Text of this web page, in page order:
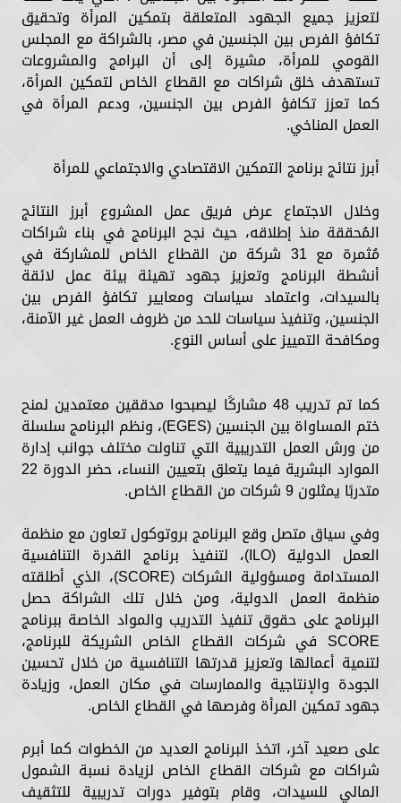
لتعزيز جميع الجهود المتعلقة بتمكين المرأة وتحقيق
تكافؤ الفرص بين الجنسين في مصر، بالشراكة مع المجلس
القومي للمرأة، مشيرة إلى أن البرامج والمشروعات
تستهدف خلق شراكات مع القطاع الخاص لتمكين المرأة،
كما تعزز تكافؤ الفرص بين الجنسين، ودعم المرأة في
العمل المناخي.
أبرز نتائج برنامج التمكين الاقتصادي والاجتماعي للمرأة
وخلال الاجتماع عرض فريق عمل المشروع أبرز النتائج
المُحققة منذ إطلاقه، حيث نجح البرنامج في بناء شراكات
مُثمرة مع 31 شركة من القطاع الخاص للمشاركة في
أنشطة البرنامج وتعزيز جهود تهيئة بيئة عمل لائقة
بالسيدات، واعتماد سياسات ومعايير تكافؤ الفرص بين
الجنسين، وتنفيذ سياسات للحد من ظروف العمل غير الآمنة،
ومكافحة التمييز على أساس النوع.
كما تم تدريب 48 مشاركًا ليصبحوا مدققين معتمدين لمنح
ختم المساواة بين الجنسين (EGES)، ونظم البرنامج سلسلة
من ورش العمل التدريبية التي تناولت مختلف جوانب إدارة
الموارد البشرية فيما يتعلق بتعيين النساء، حضر الدورة 22
متدربًا يمثلون 9 شركات من القطاع الخاص.
وفي سياق متصل وقع البرنامج بروتوكول تعاون مع منظمة
العمل الدولية (ILO)، لتنفيذ برنامج القدرة التنافسية
المستدامة ومسؤولية الشركات (SCORE)، الذي أطلقته
منظمة العمل الدولية، ومن خلال تلك الشراكة حصل
البرنامج على حقوق تنفيذ التدريب والمواد الخاصة ببرنامج
SCORE في شركات القطاع الخاص الشريكة للبرنامج،
لتنمية أعمالها وتعزيز قدرتها التنافسية من خلال تحسين
الجودة والإنتاجية والممارسات في مكان العمل، وزيادة
جهود تمكين المرأة وفرصها في القطاع الخاص.
على صعيد آخر، اتخذ البرنامج العديد من الخطوات كما أبرم
شراكات مع شركات القطاع الخاص لزيادة نسبة الشمول
المالي للسيدات، وقام بتوفير دورات تدريبية للتثقيف